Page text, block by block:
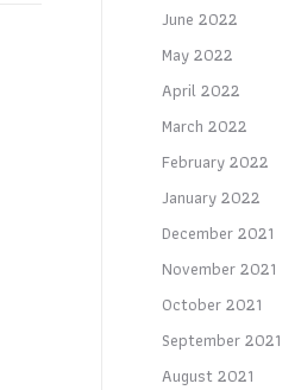
June 2022
May 2022
April 2022
March 2022
February 2022
January 2022
December 2021
November 2021
October 2021
September 2021
August 2021